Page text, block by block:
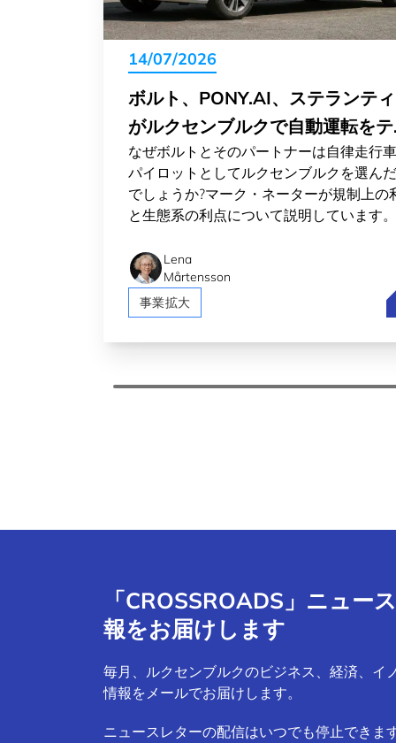
14/07/2026
ボルト、PONY.AI、ステランテ
がルクセンブルクで自動運転を
ト
なぜボルトとそのパートナーは自律走行
パイロットとしてルクセンブルクを選ん
でしょうか?マーク・ネーターが規制上の
と生態系の利点について説明しています。
Lena
Mårtensson
事業拡大
「CROSSROADS」ニュー
報をお届けします
毎月、ルクセンブルクのビジネス、経済、イ
情報をメールでお届けします。
ニュースレターの配信はいつでも停止できま